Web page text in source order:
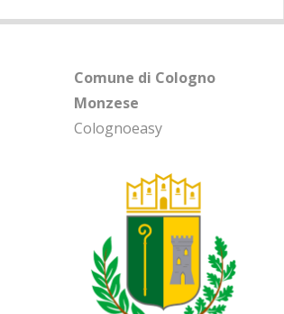
Comune di Cologno
Monzese
Colognoeasy